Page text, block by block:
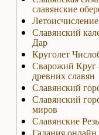
славянские
Славянский
Дар
Круголет
Сварожий Круг
древних славян
Славянский
Славянский
миров
Славянские
Гадания онлайн